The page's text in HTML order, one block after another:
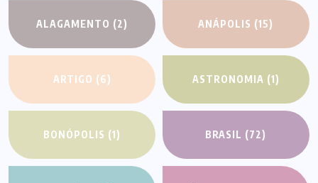
ALAGAMENTO (2) ANÁPOLIS (15)
ARTIGO (6) ASTRONOMIA (1)
BONÓPOLIS (1) BRASIL (72)